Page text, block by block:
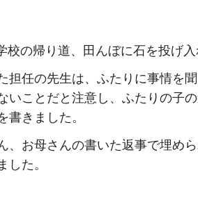
の帰り道、田んぼに石を投げ入
担任の先生は、ふたりに事情を
いことだと注意し、ふたりの子
きました。
、お母さんの書いた返事で埋め
た。